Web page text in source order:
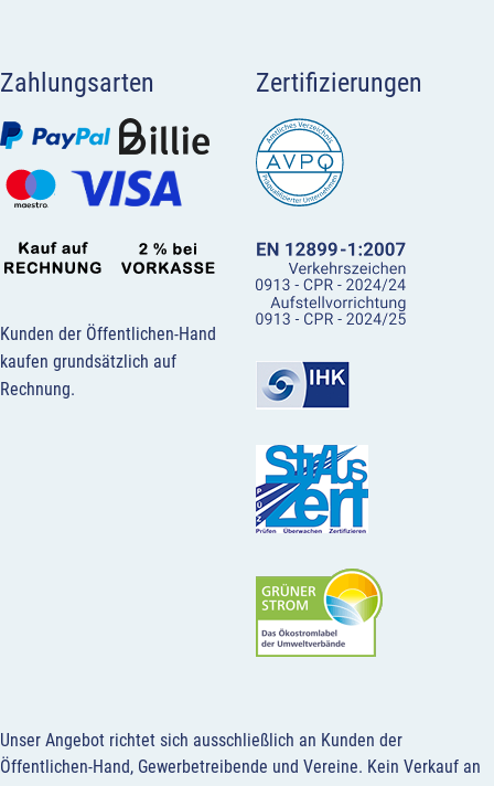
Zahlungsarten
Kunden der Öffentlichen-Hand
kaufen grundsätzlich auf
Rechnung.
Zertifizierungen
Unser Angebot richtet sich ausschließlich an Kunden der
Öffentlichen-Hand, Gewerbetreibende und Vereine. Kein Verkauf an